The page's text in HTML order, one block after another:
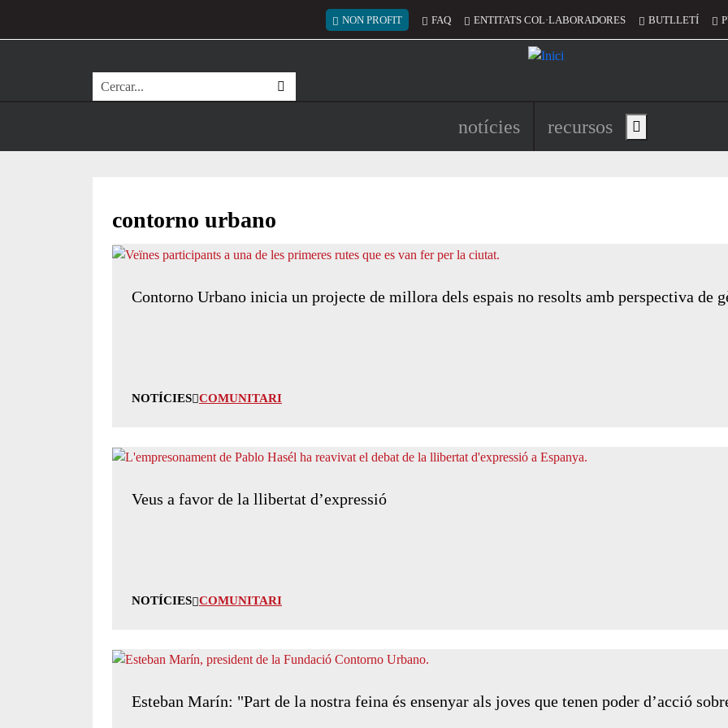
Menú del compte d'usuari
NON PROFIT FAQ ENTITATS COL·LABORADORES BUTLLETÍ
Cerca
Navegació principal de
notícies recursos Show main menu
contorno urbano
Contorno Urbano inicia un projecte de millora dels espais no resolts amb perspectiva de
NOTÍCIES COMUNITARI
Veus a favor de la llibertat d’expressió
NOTÍCIES COMUNITARI
Esteban Marín: "Part de la nostra feina és ensenyar als joves que tenen poder d’acció